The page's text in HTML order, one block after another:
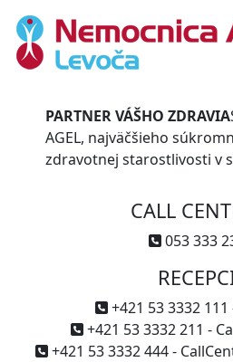
PARTNER VÁŠHO ZDRAVIA
AGEL, najväčšieho
zdravotnej starostlivosti v
CALL
053 333
+421 53 3332
+421 53 3332 211 -
+421 53 3332 444 -